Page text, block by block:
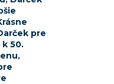
pre
k 50.
,